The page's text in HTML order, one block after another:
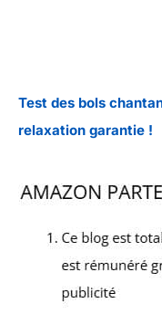
Test des bols
relaxation garantie !